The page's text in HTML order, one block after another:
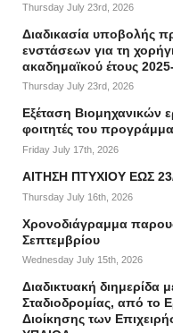
Thursday July 23rd, 2026
Διαδικασία υποβολής
ενστάσεων για τη
ακαδημαϊκού έτους
Thursday July 23rd, 2026
Εξέταση
φοιτητές του
Friday July 17th, 2026
ΑΙΤΗΣΗ ΠΤΥΧΙΟΥ ΕΩΣ
Thursday July 16th, 2026
Χρονοδιάγραμμα
Σεπτεμβρίου
Wednesday July 15th, 2026
Διαδικτυακή διημερίδα
Σταδιοδρομίας, από το
Διοίκησης των